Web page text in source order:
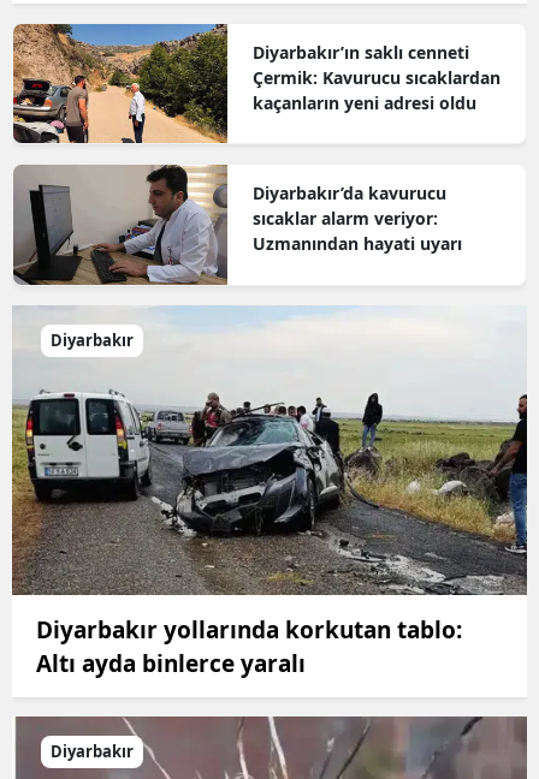
Diyarbakır’ın saklı cenneti
Çermik: Kavurucu sıcaklardan
kaçanların yeni adresi oldu
Diyarbakır’da kavurucu
sıcaklar alarm veriyor:
Uzmanından hayati uyarı
Diyarbakır
Diyarbakır yollarında korkutan tablo:
Altı ayda binlerce yaralı
Diyarbakır